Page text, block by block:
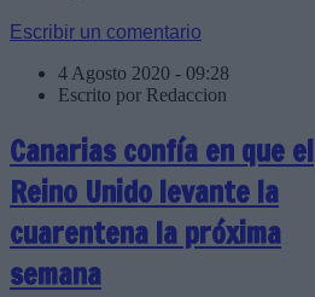
Escribir un comentario
4 Agosto 2020 - 09:28
Escrito por Redaccion
Canarias confía en que el
Reino Unido levante la
cuarentena la próxima
semana